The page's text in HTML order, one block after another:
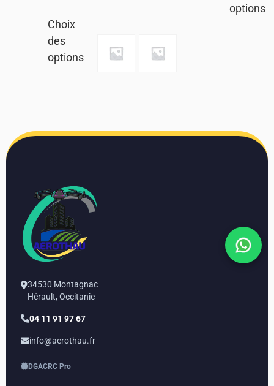
Choix
des
options
options
34530 Montagnac
Hérault, Occitanie
04 11 91 97 67
info@aerothau.fr
DGACRC Pro